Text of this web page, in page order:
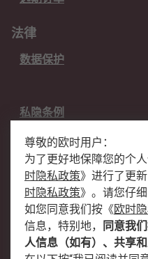
法律
数据保护
私隐条例
关于欧时
欧时销售条款
企业集团
关于我们
加入我们
尊敬的欧时用户：
为了更好地保障您的个
时隐私政策》 进行了更
时隐私政策》 。请您仔细
如您同意我们按 《欧时
信息，特别地，
同意我
人信息（如有）、共享